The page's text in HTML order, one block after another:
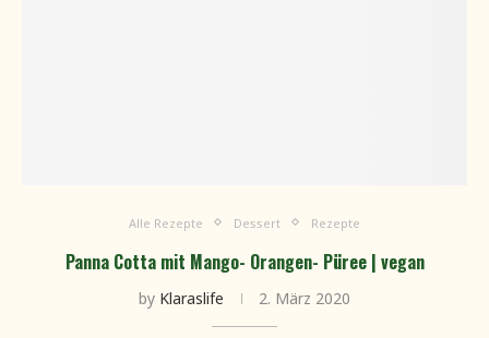
Alle Rezepte Dessert Rezepte
Panna Cotta mit Mango- Orangen- Püree | vegan
by Klaraslife 2. März 2020